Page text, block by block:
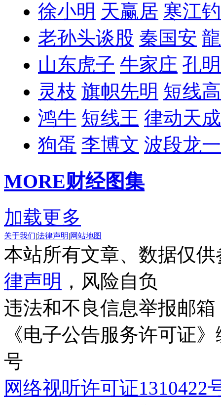
徐小明 天赢居 寒江
老孙头谈股 秦国安
山东虎子 牛家庄 孔
灵枝 旗帜先明 短线
鸿牛 短线王 律动天成
狗蛋 李博文 波段龙一
MORE财经图集
加载更多
关于我们|法律声明|网站地图
本站所有文章、数据仅
律声明 ，风险自负
违法和不良信息举报邮箱
《电子公告服务许可证
号
网络视听许可证1310422